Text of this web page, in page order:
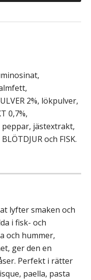
2%, lökpulver,
0,7%,
peppar, jästextrakt,
och FISK.
lyfter smaken och
i fisk- och
och hummer,
ger den en
Perfekt i rätter
paella, pasta